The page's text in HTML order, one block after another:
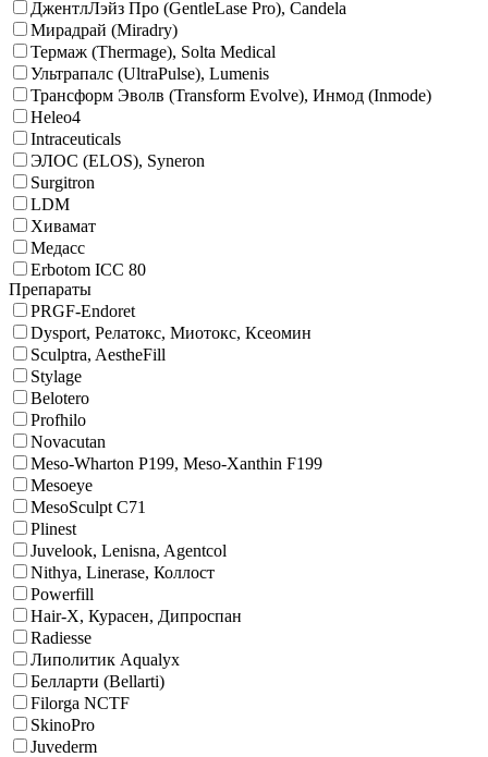
ДжентлЛэйз Про (GentleLase Pro), Candela
Мирадрай (Miradry)
Термаж (Thermage), Solta Medical
Ультрапалс (UltraPulse), Lumenis
Трансформ Эволв (Transform Evolve), Инмод (Inmode)
Heleo4
Intraceuticals
ЭЛОС (ELOS), Syneron
Surgitron
LDM
Хивамат
Медасс
Erbotom ICC 80
Препараты
PRGF-Endoret
Dysport, Релатокс, Миотокс, Ксеомин
Sculptra, AestheFill
Stylage
Belotero
Profhilo
Novacutan
Meso-Wharton P199, Meso-Xanthin F199
Mesoeye
MesoSculpt C71
Plinest
Juvelook, Lenisna, Agentcol
Nithya, Linerase, Коллост
Powerfill
Hair-X, Курасен, Дипроспан
Radiesse
Липолитик Aqualyx
Белларти (Bellarti)
Filorga NCTF
SkinoPro
Juvederm